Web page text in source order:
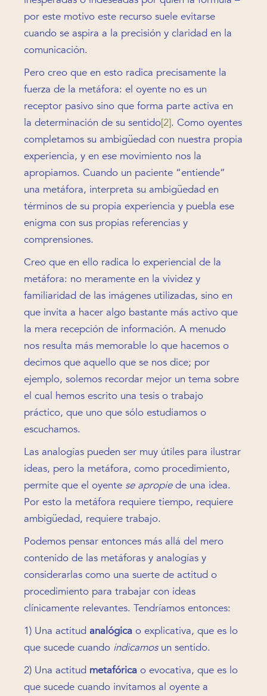
por este motivo este recurso suele evitarse
cuando se aspira a la precisión y claridad en la
comunicación.
Pero creo que en esto radica precisamente la
fuerza de la metáfora: el oyente no es un
receptor pasivo sino que forma parte activa en
la determinación de su sentido[2]. Como oyentes
completamos su ambigüedad con nuestra propia
experiencia, y en ese movimiento nos la
apropiamos. Cuando un paciente “entiende”
una metáfora, interpreta su ambigüedad en
términos de su propia experiencia y puebla ese
enigma con sus propias referencias y
comprensiones.
Creo que en ello radica lo experiencial de la
metáfora: no meramente en la vividez y
familiaridad de las imágenes utilizadas, sino en
que invita a hacer algo bastante más activo que
la mera recepción de información. A menudo
nos resulta más memorable lo que hacemos o
decimos que aquello que se nos dice; por
ejemplo, solemos recordar mejor un tema sobre
el cual hemos escrito una tesis o trabajo
práctico, que uno que sólo estudiamos o
escuchamos.
Las analogías pueden ser muy útiles para ilustrar
ideas, pero la metáfora, como procedimiento,
permite que el oyente se apropiede una idea.
Por esto la metáfora requiere tiempo, requiere
ambigüedad, requiere trabajo.
Podemos pensar entonces más allá del mero
contenido de las metáforas y analogías y
considerarlas como una suerte de actitud o
procedimiento para trabajar con ideas
clínicamente relevantes. Tendríamos entonces:
1) Una actitud analógica o explicativa, que es lo
que sucede cuando indicamosun sentido.
2) Una actitud metafórica o evocativa, que es lo
que sucede cuando invitamos al oyente a